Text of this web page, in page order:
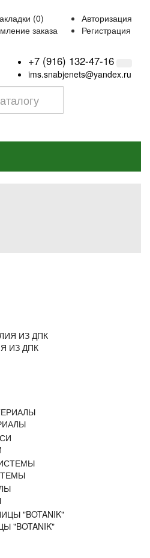
Авторизация
Регистрация
(0)
заказа
+7 (916) 132-47-16
ims.snabjenets@yandex.ru
ИЗ ДПК
"BOTANIK"